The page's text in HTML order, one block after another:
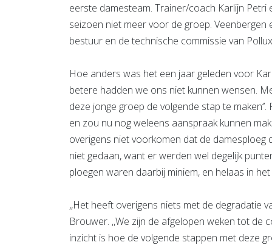
eerste damesteam. Trainer/coach Karlijn
seizoen niet meer voor de groep.
bestuur en de technische commissie van
Hoe anders was het een jaar geleden voor
betere hadden we ons niet kunnen wensen.
deze jonge groep de volgende stap te
en zou nu nog weleens aanspraak kunnen
overigens niet voorkomen dat de
niet gedaan, want er werden wel degelijk
ploegen waren daarbij miniem, en helaas in
,,Het heeft overigens niets met de degradatie
Brouwer. ,,We zijn de afgelopen weken tot de
inzicht is hoe de volgende stappen met deze